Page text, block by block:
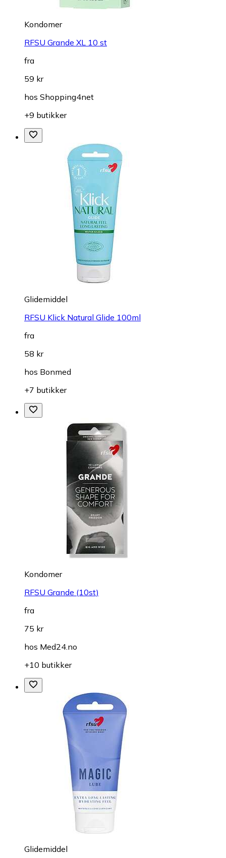
Kondomer
RFSU Grande XL 10 st
fra
59 kr
hos Shopping4net
+9 butikker
Glidemiddel
RFSU Klick Natural Glide 100ml
fra
58 kr
hos Bonmed
+7 butikker
Kondomer
RFSU Grande (10st)
fra
75 kr
hos Med24.no
+10 butikker
Glidemiddel